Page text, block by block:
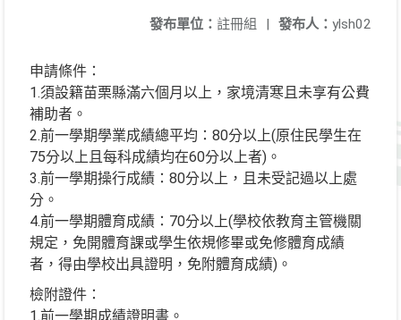
發布人： ylsh02
發布單位： 註冊組 |
申請條件：
1.須設籍苗栗縣滿六個月以上，家境清寒且未享有公費
補助者。
2.前一學期學業成績總平均：80分以上(原住民學生在
75分以上且每科成績均在60分以上者)。
3.前一學期操行成績：80分以上，且未受記過以上處
分。
4.前一學期體育成績：70分以上(學校依教育主管機關
規定，免開體育課或學生依規修畢或免修體育成績
者，得由學校出具證明，免附體育成績)。
檢附證件：
1.前一學期成績證明書。